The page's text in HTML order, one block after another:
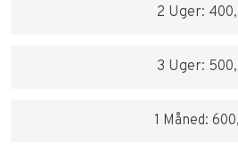
2 Uger:
3 Uger:
1 Måned: